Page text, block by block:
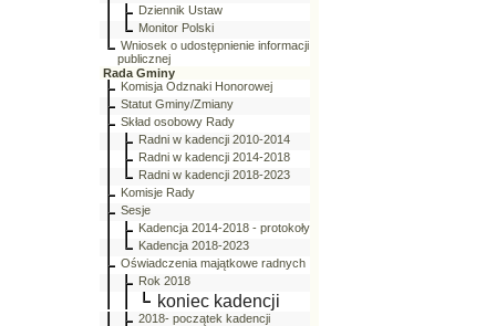
Dziennik Ustaw
Monitor Polski
Wniosek o udostępnienie informacji
publicznej
Rada Gminy
Komisja Odznaki Honorowej
Statut Gminy/Zmiany
Skład osobowy Rady
Radni w kadencji 2010-2014
Radni w kadencji 2014-2018
Radni w kadencji 2018-2023
Komisje Rady
Sesje
Kadencja 2014-2018 - protokoły
Kadencja 2018-2023
Oświadczenia majątkowe radnych
Rok 2018
koniec kadencji
2018- początek kadencji